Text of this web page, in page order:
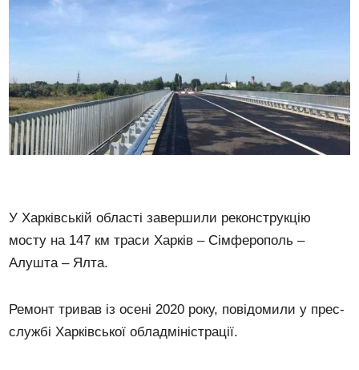
У Харківській області завершили реконструкцію
мосту на 147 км траси Харків – Сімферополь –
Алушта – Ялта.
Ремонт тривав із осені 2020 року, повідомили у прес-
службі Харківської обладміністрації.